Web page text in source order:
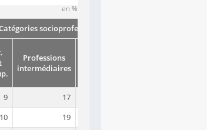
en %
socioprofessionnelles
Professions
intermédiaires
9 17
10 19